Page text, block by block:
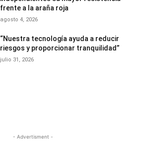
frente a la araña roja
agosto 4, 2026
“Nuestra tecnología ayuda a reducir
riesgos y proporcionar tranquilidad”
julio 31, 2026
- Advertisment -